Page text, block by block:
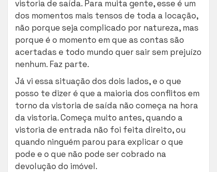
vistoria de saída. Para muita gente, esse é um
dos momentos mais tensos de toda a locação,
não porque seja complicado por natureza, mas
porque é o momento em que as contas são
acertadas e todo mundo quer sair sem prejuízo
nenhum. Faz parte.
Já vi essa situação dos dois lados, e o que
posso te dizer é que a maioria dos conflitos em
torno da vistoria de saída não começa na hora
da vistoria. Começa muito antes, quando a
vistoria de entrada não foi feita direito, ou
quando ninguém parou para explicar o que
pode e o que não pode ser cobrado na
devolução do imóvel.